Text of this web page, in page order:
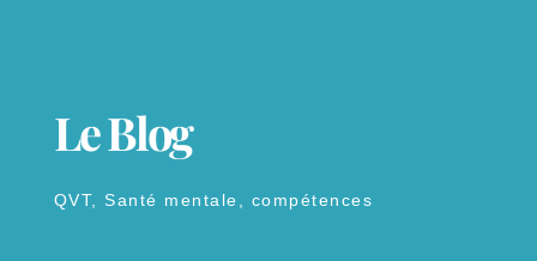
Le Blog
QVT, Santé mentale, compétences